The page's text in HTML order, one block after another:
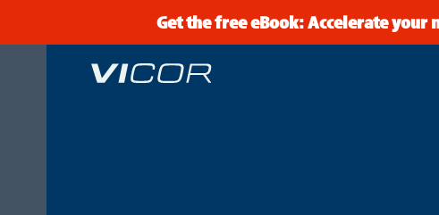
Get the free eBook: Accelerate